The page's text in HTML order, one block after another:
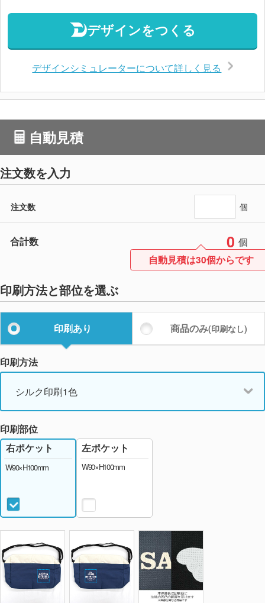
デザインをつくる
デザインシミュレーターについて詳しく見る
自動見積
注文数を入力
注文数 個
合計数 0 個
自動見積は30個からです
印刷方法と部位を選ぶ
印刷あり 商品のみ(印刷なし)
印刷方法
シルク印刷1色
印刷部位
右ポケット
W90×H100mm
左ポケット
W90×H100mm